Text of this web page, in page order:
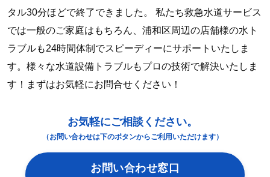
タル30分ほどで終了できました。 私たち救急水道サービス
では一般のご家庭はもちろん、浦和区周辺の店舗様の水ト
ラブルも24時間体制でスピーディーにサポートいたしま
す。様々な水道設備トラブルもプロの技術で解決いたしま
す！まずはお気軽にお問合せください！
お気軽にご相談ください。
（お問い合わせは下のボタンからご利用いただけます）
お問い合わせ窓口